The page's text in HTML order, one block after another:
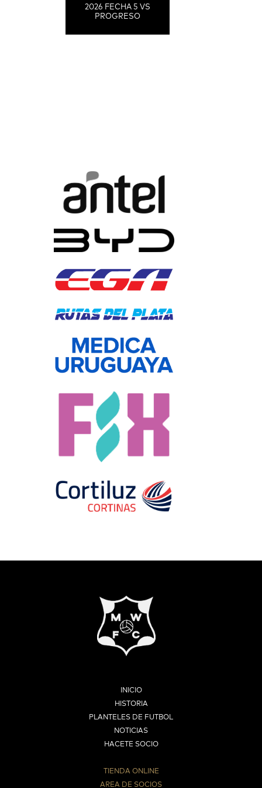
2026 FECHA 5 VS
PROGRESO
INICIO
HISTORIA
PLANTELES DE FUTBOL
NOTICIAS
HACETE SOCIO
TIENDA ONLINE
AREA DE SOCIOS